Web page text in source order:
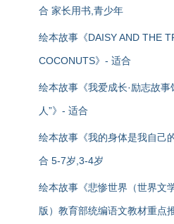
合 家长用书,青少年
绘本故事《DAISY AND THE
COCONUTS》- 适合
绘本故事《我爱成长·励志故
人”》- 适合
绘本故事《我的身体是我自己
合 5-7岁,3-4岁
绘本故事《悲惨世界（世界文
版）教育部统编语文教材重点